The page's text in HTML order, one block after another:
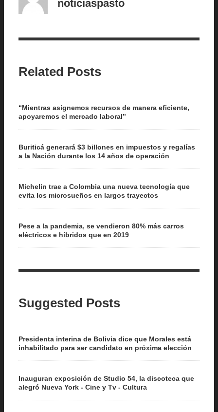
noticiaspasto
Related Posts
“Mientras asignemos recursos de manera eficiente,
apoyaremos el mercado laboral”
Buriticá generará $3 billones en impuestos y regalías
a la Nación durante los 14 años de operación
Michelin trae a Colombia una nueva tecnología que
evita los microsueños en largos trayectos
Pese a la pandemia, se vendieron 80% más carros
eléctricos e híbridos que en 2019
Suggested Posts
Presidenta interina de Bolivia dice que Morales está
inhabilitado para ser candidato en próxima elección
Inauguran exposición de Studio 54, la discoteca que
alegró Nueva York - Cine y Tv - Cultura